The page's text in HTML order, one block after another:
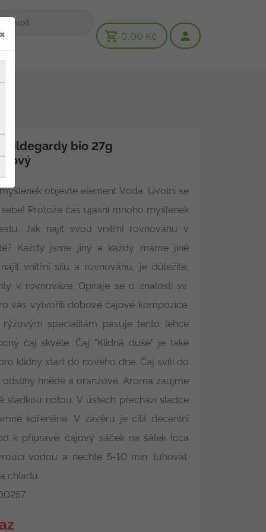
0,00 Kč
Hildegardy bio 27g
objevte element Voda. Uvolni se
Protože čas ujasní mnoho myšlenek
Jak najít svou vnitřní rovnováhu v
Každý jsme jiný a každý máme jiné
vnitřní sílu a rovnováhu, je důležité,
v rovnováze. Opíraje se o znalosti sv.
vás vytvořili dobové čajové kompozice.
rýžovým specialitám pasuje tento lehce
čaj skvěle. Čaj "Klidná duše" je také
klidný start do nového dne. Čaj svítí do
hnědé a oranžové. Aroma zaujme
sladkou notou. V ústech přechází sladce
kořeněné. V závěru je cítit decentní
k přípravě: čajový sáček na šálek (cca
vodou a nechte 5-10 min. luhovat.
chladu.